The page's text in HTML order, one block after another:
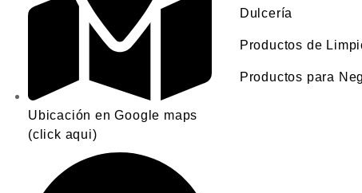
Ubicación en Google maps
(click aqui)
Dulcería
Productos de
Productos para